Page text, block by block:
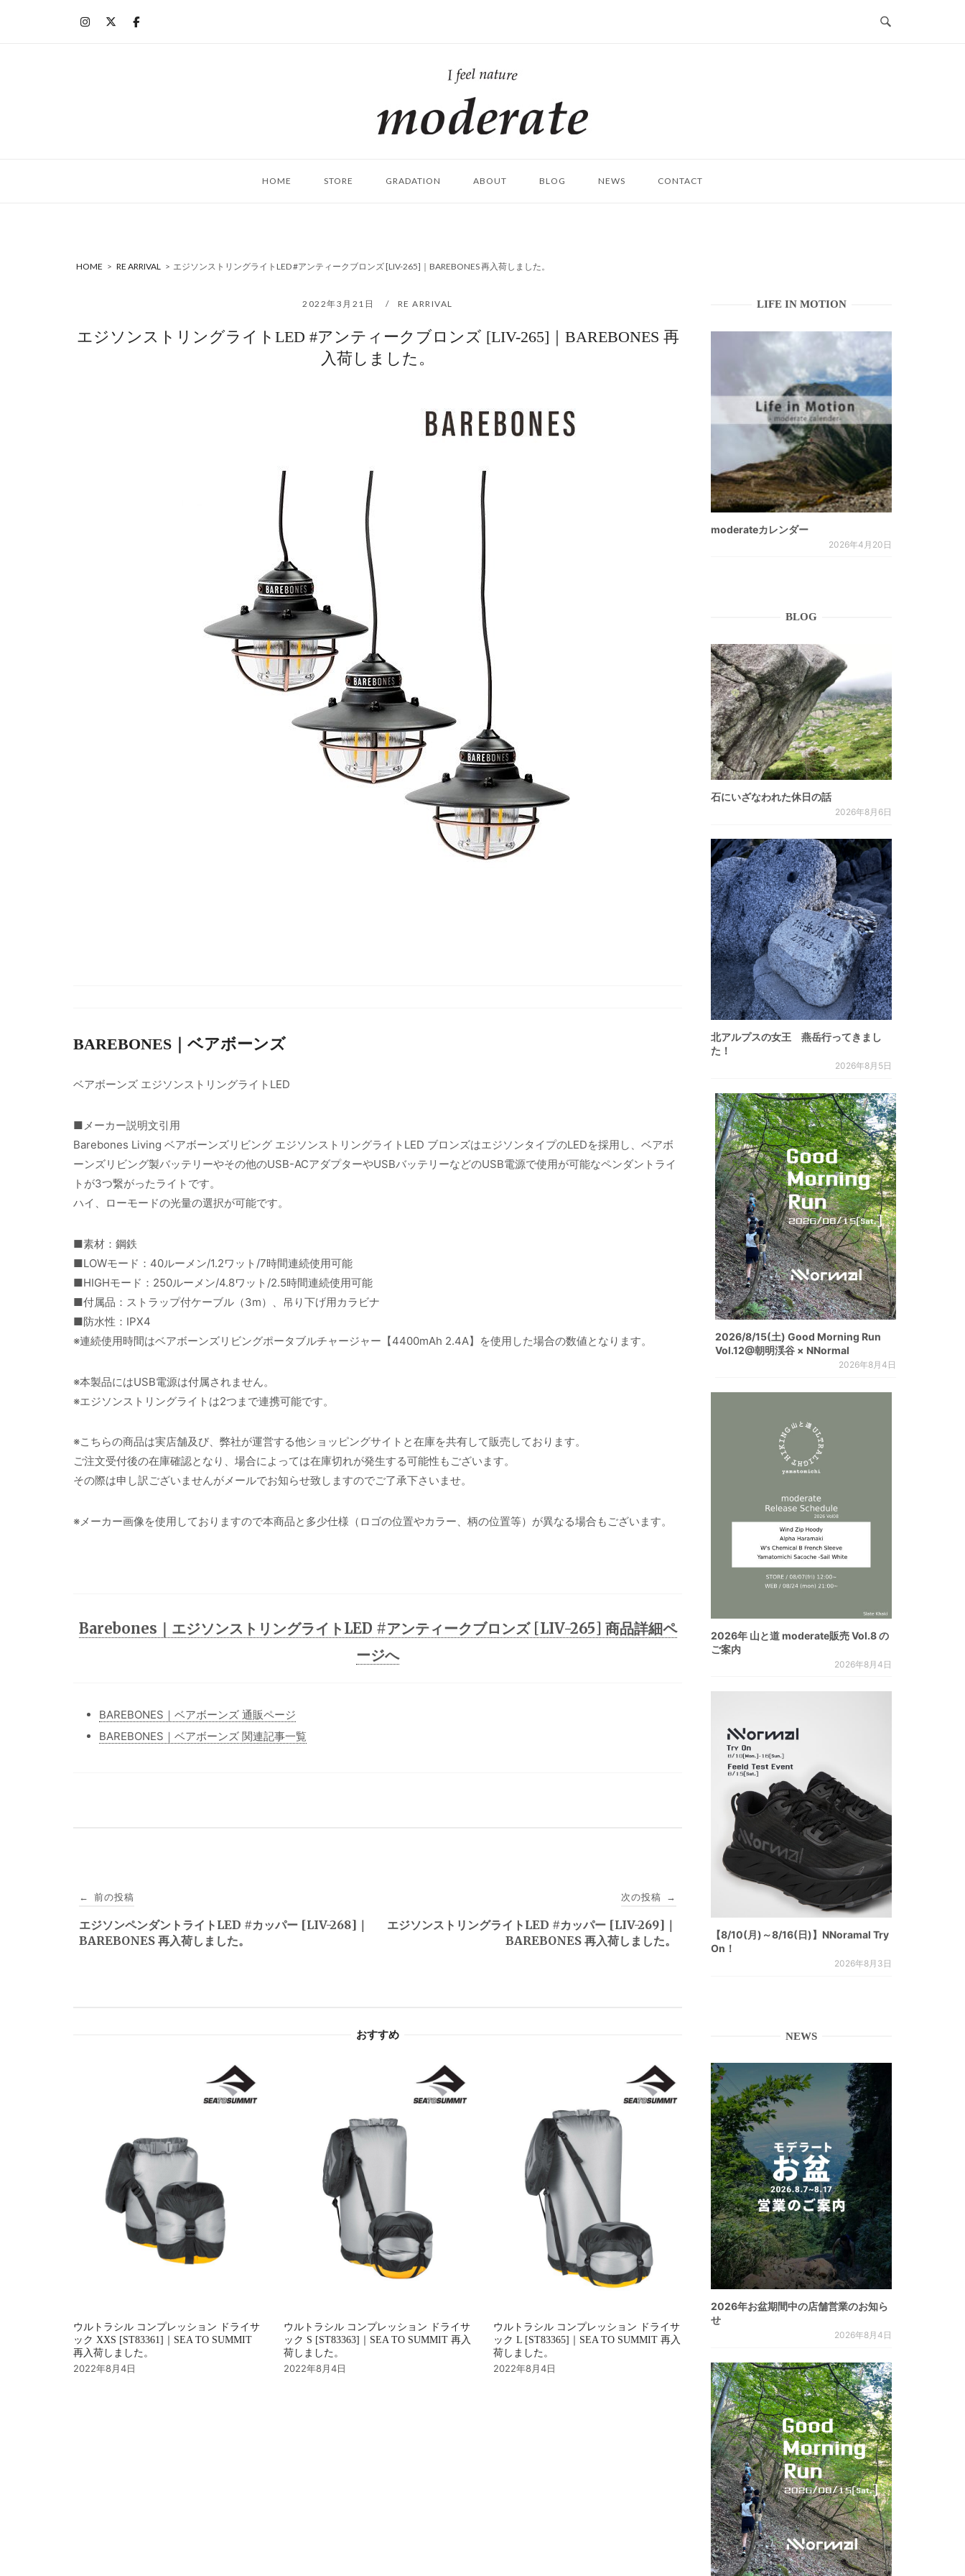
ム
HOME STORE GRADATION ABOUT BLOG NEWS CONTACT
HOME > RE ARRIVAL > エジソンストリングライトLED #アンティークブロンズ [LIV-265]｜BAREBONES 再入荷しました。
2022年3月21日 RE ARRIVAL
エジソンストリングライトLED #アンティークブロンズ [LIV-265]｜BAREBONES 再
入荷しました。
BAREBONES｜ベアボーンズ
ベアボーンズ エジソンストリングライトLED
■メーカー説明文引用
Barebones Living ベアボーンズリビング エジソンストリングライトLED ブロンズはエジソンタイプのLEDを採用し、ベアボ
ーンズリビング製バッテリーやその他のUSB-ACアダプターやUSBバッテリーなどのUSB電源で使用が可能なペンダントライ
トが3つ繋がったライトです。
ハイ、ローモードの光量の選択が可能です。
■素材：鋼鉄
■LOWモード：40ルーメン/1.2ワット/7時間連続使用可能
■HIGHモード：250ルーメン/4.8ワット/2.5時間連続使用可能
■付属品：ストラップ付ケーブル（3m）、吊り下げ用カラビナ
■防水性：IPX4
※連続使用時間はベアボーンズリビングポータブルチャージャー【4400mAh 2.4A】を使用した場合の数値となります。
※本製品にはUSB電源は付属されません。
※エジソンストリングライトは2つまで連携可能です。
※こちらの商品は実店舗及び、弊社が運営する他ショッピングサイトと在庫を共有して販売しております。
ご注文受付後の在庫確認となり、場合によっては在庫切れが発生する可能性もございます。
その際は申し訳ございませんがメールでお知らせ致しますのでご了承下さいませ。
※メーカー画像を使用しておりますので本商品と多少仕様（ロゴの位置やカラー、柄の位置等）が異なる場合もございます。
Barebones｜エジソンストリングライトLED #アンティークブロンズ [LIV-265] 商品詳細ペ
ージへ
BAREBONES｜ベアボーンズ 通販ページ
BAREBONES｜ベアボーンズ 関連記事一覧
稿
ナ
← 前の投稿
エジソンペンダントライトLED #カッパー [LIV-268]｜
BAREBONES 再入荷しました。
次の投稿 →
エジソンストリングライトLED #カッパー [LIV-269]｜
BAREBONES 再入荷しました。
おすすめ
ウルトラシル コンプレッション ドライサ
ック XXS [ST83361]｜SEA TO SUMMIT
再入荷しました。
2022年8月4日
ウルトラシル コンプレッション ドライサ
ック S [ST83363]｜SEA TO SUMMIT 再入
荷しました。
2022年8月4日
ウルトラシル コンプレッション ドライサ
ック L [ST83365]｜SEA TO SUMMIT 再入
荷しました。
2022年8月4日
LIFE IN MOTION
moderateカレンダー
2026年4月20日
BLOG
石にいざなわれた休日の話
2026年8月6日
北アルプスの女王 燕岳行ってきまし
た！
2026年8月5日
2026/8/15(土) Good Morning Run
Vol.12@朝明渓谷 × NNormal
2026年8月4日
2026年 山と道 moderate販売 Vol.8 の
ご案内
2026年8月4日
【8/10(月)～8/16(日)】NNoramal Try
On！
2026年8月3日
NEWS
2026年お盆期間中の店舗営業のお知ら
せ
2026年8月4日